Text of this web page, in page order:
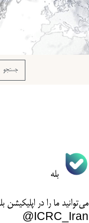
بله
می‌توانید ما را در اپلیکیشن
ICRC_Iran@